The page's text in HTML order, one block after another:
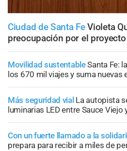
Ciudad de Santa Fe Violeta
preocupación por el
Movilidad sustentableSanta Fe:
los 670 mil viajes y suma nuevas
Más seguridad vial La autopista
luminarias LED entre Sauce Viejo
Con un fuerte llamado a la
prepara para recibir a miles de